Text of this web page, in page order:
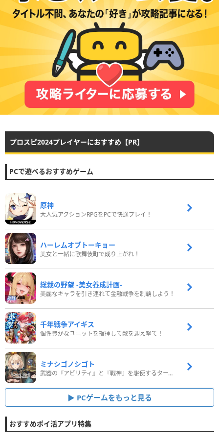
プロスピ2024プレイヤーにおすすめ【PR】
PCで遊べるおすすめゲーム
原神
大人気アクションRPGをPCで快適プレイ！
ハーレムオブトーキョー
美女と一緒に歌舞伎町で成り上がれ！
総裁の野望 -美女養成計画-
美麗なキャラを引き連れて金融戦争を制覇しよう！
千年戦争アイギス
個性豊かなユニットを指揮して敵を迎え撃て！
ミナシゴノシゴト
武器の『アビリティ』と『戦神』を駆使するターン制コマンドバトルRPG！
PCゲームをもっと見る
おすすめポイ活アプリ特集